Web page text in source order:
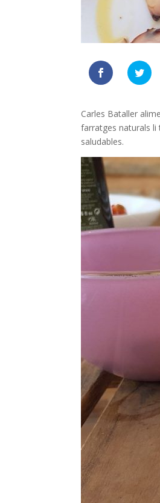
Carles Bataller
farratges naturals
saludables.